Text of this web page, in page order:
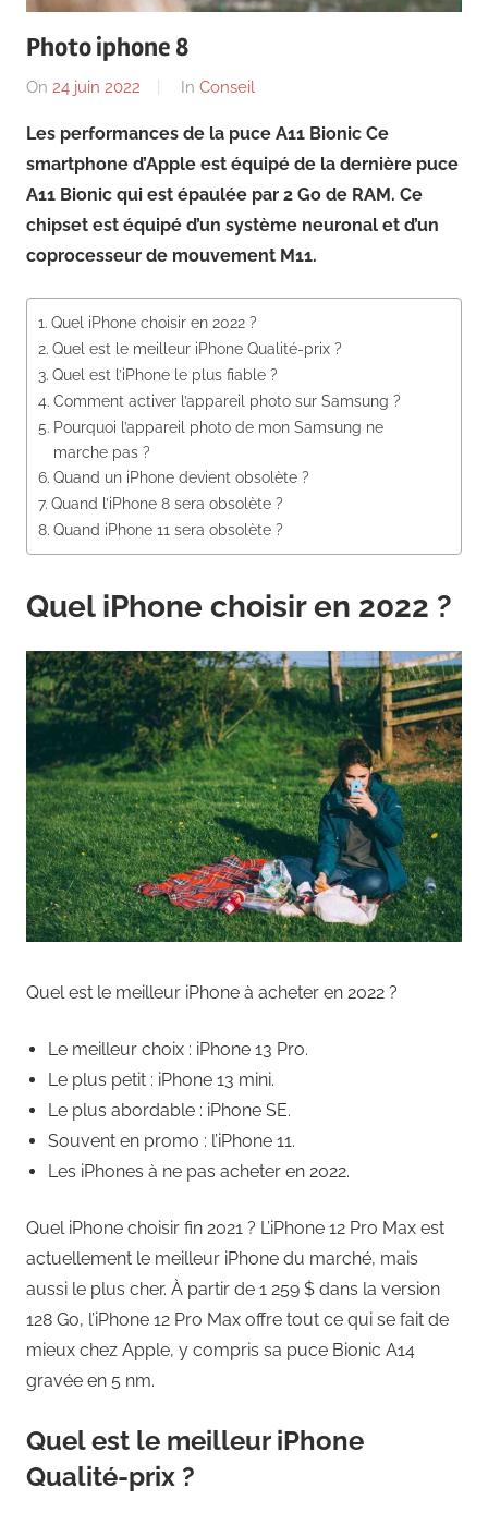
News
Photo iphone 8
On 24 juin 2022 By
In Conseil
Les performances de la puce A11 Bionic Ce
smartphone d’Apple est équipé de la dernière puce
A11 Bionic qui est épaulée par 2 Go de RAM. Ce
chipset est équipé d’un système neuronal et d’un
coprocesseur de mouvement M11.
Quel iPhone choisir en 2022 ?
Quel est le meilleur iPhone Qualité-prix ?
Quel est l’iPhone le plus fiable ?
Comment activer l’appareil photo sur Samsung ?
Pourquoi l’appareil photo de mon Samsung ne
marche pas ?
Quand un iPhone devient obsolète ?
Quand l’iPhone 8 sera obsolète ?
Quand iPhone 11 sera obsolète ?
Quel iPhone choisir en 2022 ?
Quel est le meilleur iPhone à acheter en 2022 ?
Le meilleur choix : iPhone 13 Pro.
Le plus petit : iPhone 13 mini.
Le plus abordable : iPhone SE.
Souvent en promo : l’iPhone 11.
Les iPhones à ne pas acheter en 2022.
Quel iPhone choisir fin 2021 ? L’iPhone 12 Pro Max est
actuellement le meilleur iPhone du marché, mais
aussi le plus cher. À partir de 1 259 $ dans la version
128 Go, l’iPhone 12 Pro Max offre tout ce qui se fait de
mieux chez Apple, y compris sa puce Bionic A14
gravée en 5 nm.
Quel est le meilleur iPhone
Qualité-prix ?